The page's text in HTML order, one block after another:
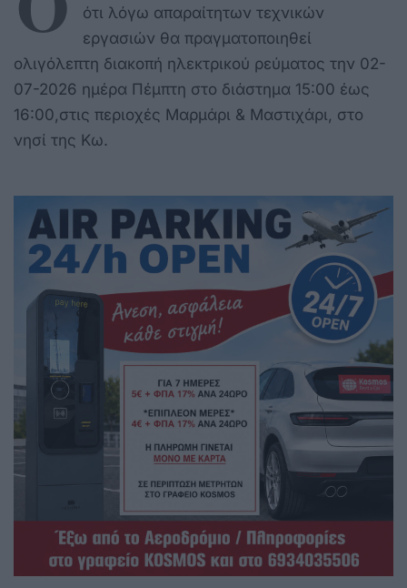
ότι λόγω απαραίτητων τεχνικών
εργασιών θα πραγματοποιηθεί
ολιγόλεπτη διακοπή ηλεκτρικού ρεύματος την 02-
07-2026 ημέρα Πέμπτη στο διάστημα 15:00 έως
16:00,στις περιοχές Μαρμάρι & Μαστιχάρι, στο
νησί της Κω.